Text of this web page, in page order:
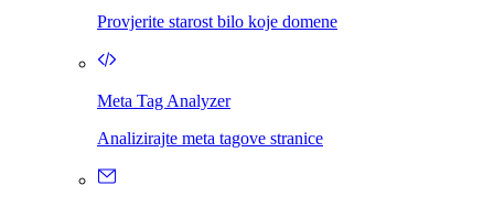
Provjerite starost bilo koje domene
Meta Tag Analyzer
Analizirajte meta tagove stranice